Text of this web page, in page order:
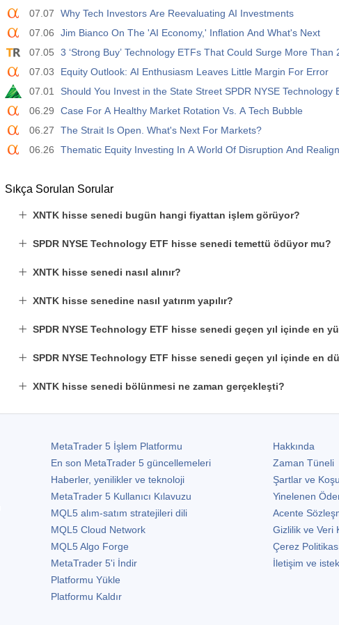
07.07
Why Tech Investors Are Reevaluating AI Investments
07.06
Jim Bianco On The 'AI Economy,' Inflation And What's Next
07.05
3 ‘Strong Buy’ Technology ETFs That Could Surge More Than
07.03
Equity Outlook: AI Enthusiasm Leaves Little Margin For Error
07.01
Should You Invest in the State Street SPDR NYSE Technology
06.29
Case For A Healthy Market Rotation Vs. A Tech Bubble
06.27
The Strait Is Open. What's Next For Markets?
06.26
Thematic Equity Investing In A World Of Disruption And
Sıkça Sorulan Sorular
XNTK hisse senedi bugün hangi fiyattan işlem görüyor?
SPDR NYSE Technology ETF hisse senedi temettü ödüyor mu?
XNTK hisse senedi nasıl alınır?
XNTK hisse senedine nasıl yatırım yapılır?
SPDR NYSE Technology ETF hisse senedi geçen yıl içinde en
SPDR NYSE Technology ETF hisse senedi geçen yıl içinde en
XNTK hisse senedi bölünmesi ne zaman gerçekleşti?
MetaTrader 5İşlem Platformu
En son MetaTrader 5güncellemeleri
Haberler, yenilikler ve teknoloji
MetaTrader 5Kullanıcı Kılavuzu
MQL5 alım-satım stratejileri dili
MQL5 Cloud Network
MQL5 Algo Forge
MetaTrader 5'i İndir
Platformu Yükle
Platformu Kaldır
Hakkında
Zaman Tüneli
Şartlar ve
Yinelenen
Acente
Gizlilik ve Veri
Çerez
İletişim ve